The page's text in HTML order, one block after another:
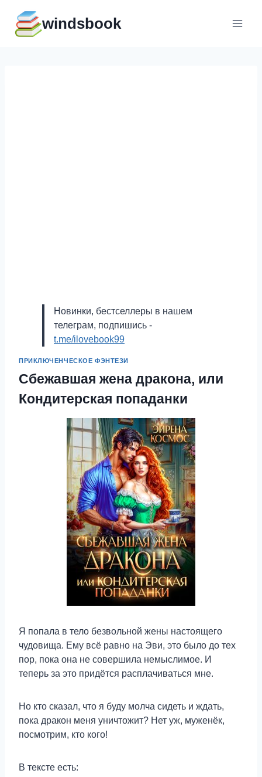
содержимому
windsbook
Новинки, бестселлеры в нашем
телеграм, подпишись -
t.me/ilovebook99
ПРИКЛЮЧЕНЧЕСКОЕ ФЭНТЕЗИ
Сбежавшая жена дракона, или
Кондитерская попаданки
Я попала в тело безвольной жены настоящего
чудовища. Ему всё равно на Эви, это было до тех
пор, пока она не совершила немыслимое. И
теперь за это придётся расплачиваться мне.
Но кто сказал, что я буду молча сидеть и ждать,
пока дракон меня уничтожит? Нет уж, муженёк,
посмотрим, кто кого!
В тексте есть: